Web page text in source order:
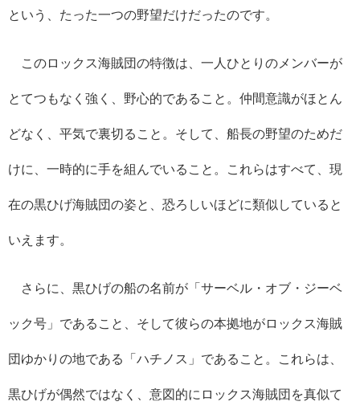
という、たった一つの野望だけだったのです。
このロックス海賊団の特徴は、一人ひとりのメンバーが
とてつもなく強く、野心的であること。仲間意識がほとん
どなく、平気で裏切ること。そして、船長の野望のためだ
けに、一時的に手を組んでいること。これらはすべて、現
在の黒ひげ海賊団の姿と、恐ろしいほどに類似していると
いえます。
さらに、黒ひげの船の名前が「サーベル・オブ・ジーベ
ック号」であること、そして彼らの本拠地がロックス海賊
団ゆかりの地である「ハチノス」であること。これらは、
黒ひげが偶然ではなく、意図的にロックス海賊団を真似て